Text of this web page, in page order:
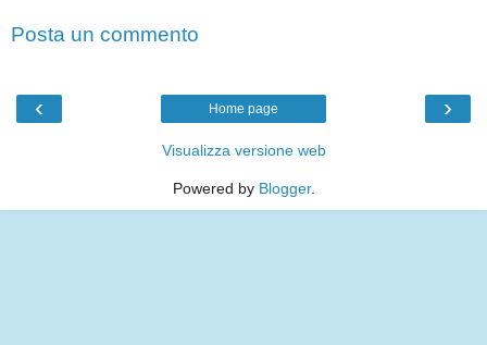
Posta un commento
‹ ›
Home page
Visualizza versione web
Powered by Blogger.